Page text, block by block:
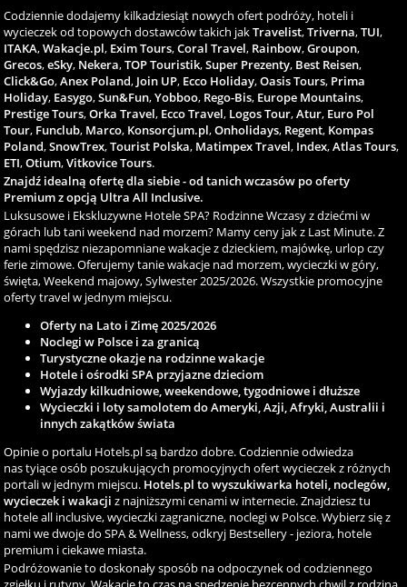
Codziennie dodajemy kilkadziesiąt nowych ofert podróży, hoteli i
wycieczek od topowych dostawców takich jakTravelist,Triverna,TUI,
ITAKA,Wakacje.pl, Exim Tours,Coral Travel, Rainbow,Groupon,
Grecos,eSky, Nekera,TOP Touristik,Super Prezenty, Best Reisen,
Click&Go,Anex Poland, Join UP, Ecco Holiday,Oasis Tours, Prima
Holiday, Easygo,Sun&Fun,Yobboo, Rego-Bis, Europe Mountains,
Prestige Tours,Orka Travel, Ecco Travel, Logos Tour,Atur, Euro Pol
Tour, Funclub, Marco, Konsorcjum.pl,Onholidays, Regent, Kompas
Poland,SnowTrex,Tourist Polska, Matimpex Travel, Index,Atlas Tours,
ETI,Otium,Vitkovice Tours.
Znajdź idealną ofertę dla siebie - od tanich wczasów po oferty
Premium z opcją Ultra All Inclusive.
Luksusowe i Ekskluzywne Hotele SPA? Rodzinne Wczasy z dziećmi w
górach lub tani weekend nad morzem? Mamy ceny jak z Last Minute. Z
nami spędzisz niezapomniane wakacje z dzieckiem, majówkę, urlop czy
ferie zimowe. Oferujemy tanie wakacje nad morzem, wycieczki w góry,
święta, Weekend majowy, Sylwester 2025/2026. Wszystkie promocyjne
oferty travel w jednym miejscu.
Oferty na Lato i Zimę 2025/2026
Noclegi w Polsce i za granicą
Turystyczne okazje na rodzinne wakacje
Hotele i ośrodki SPA przyjazne dzieciom
Wyjazdy kilkudniowe, weekendowe, tygodniowe i dłuższe
Wycieczki i loty samolotem do Ameryki, Azji, Afryki, Australii i
innych zakątków świata
Opinie o portalu Hotels.pl są bardzo dobre. Codziennie odwiedza
nas tyiące osób poszukujących promocyjnych ofert wycieczek z różnych
portali w jednym miejscu. Hotels.pl to wyszukiwarka hoteli, noclegów,
wycieczek i wakacji z najniższymi cenami w internecie. Znajdziesz tu
hotele all inclusive, wycieczki zagraniczne, noclegi w Polsce. Wybierz się z
nami we dwoje do SPA & Wellness, odkryj Bestsellery - jeziora, hotele
premium i ciekawe miasta.
Podróżowanie to doskonały sposób na odpoczynek od codziennego